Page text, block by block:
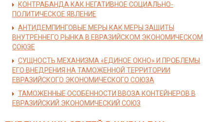
КОНТРАБАНДА КАК НЕГАТИВНОЕ СОЦИАЛЬНО-
ПОЛИТИЧЕСКОЕ ЯВЛЕНИЕ
АНТИДЕМПИНГОВЫЕ МЕРЫ КАК МЕРЫ ЗАЩИТЫ
ВНУТРЕННЕГО РЫНКА В ЕВРАЗИЙСКОМ ЭКОНОМИЧЕСКОМ
СОЮЗЕ
СУЩНОСТЬ МЕХАНИЗМА «ЕДИНОЕ ОКНО» И ПРОБЛЕМЫ
ЕГО ВНЕДРЕНИЯ НА ТАМОЖЕННОЙ ТЕРРИТОРИИ
ЕВРАЗИЙСКОГО ЭКОНОМИЧЕСКОГО СОЮЗА
ТАМОЖЕННЫЕ ОСОБЕННОСТИ ВВОЗА КОНТЕЙНЕРОВ В
ЕВРАЗИЙСКИЙ ЭКОНОМИЧЕСКИЙ СОЮЗ